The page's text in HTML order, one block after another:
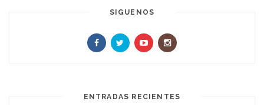
SIGUENOS
ENTRADAS RECIENTES